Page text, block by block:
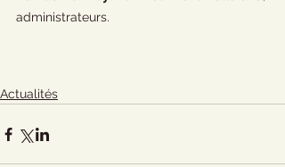
administrateurs.
Actualités